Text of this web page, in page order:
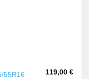
55R16 119,00 €